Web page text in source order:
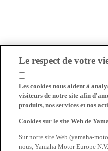
Le respect de votre
Les cookies nous aident à
visiteurs de notre site afin
produits, nos services et nos
Cookies sur le site Web de
Sur notre site Web (yamaha-
nous, Yamaha Motor Europe